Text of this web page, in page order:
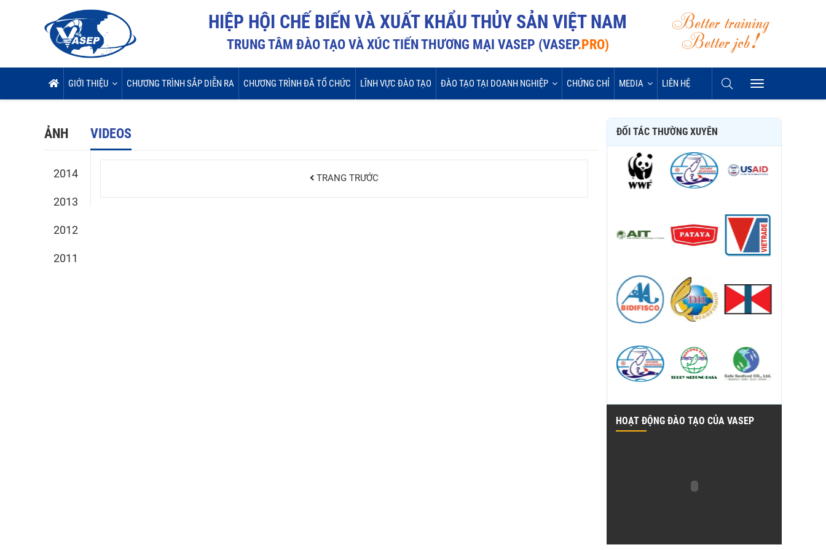
HIỆP HỘI CHẾ BIẾN VÀ XUẤT KHẨU THỦY SẢN VIỆT NAM
TRUNG TÂM ĐÀO TẠO VÀ XÚC TIẾN THƯƠNG MẠI VASEP (VASEP.PRO)
Better training
Better job!
GIỚI THIỆU CHƯƠNG TRÌNH SẮP DIỄN RA CHƯƠNG TRÌNH ĐÃ TỔ CHỨC LĨNH VỰC ĐÀO TẠO ĐÀO TẠO TẠI DOANH NGHIỆP CHỨNG CHỈ MEDIA LIÊN HỆ
ẢNH VIDEOS
2014
2013
2012
2011
TRANG TRƯỚC
ĐỐI TÁC THƯỜNG XUYÊN
HOẠT ĐỘNG ĐÀO TẠO CỦA VASEP